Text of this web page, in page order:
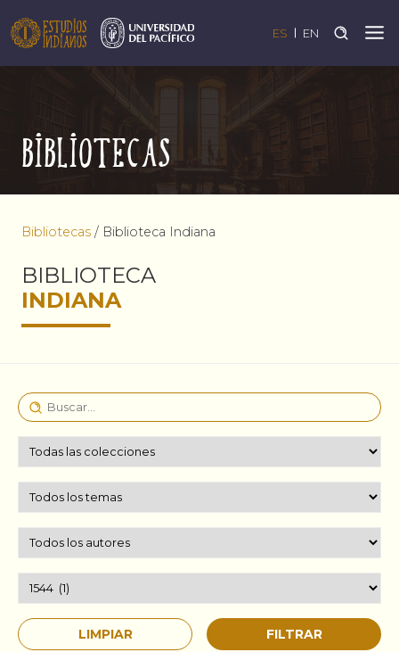
ES EN
Bibliotecas
Bibliotecas / Biblioteca Indiana
BIBLIOTECA
INDIANA